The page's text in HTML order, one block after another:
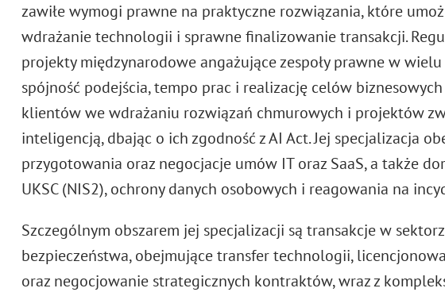
zawiłe wymogi prawne na praktyczne rozwiązania, które
wdrażanie technologii i sprawne finalizowanie transakcji.
projekty międzynarodowe angażujące zespoły prawne w
spójność podejścia, tempo prac i realizację celów
klientów we wdrażaniu rozwiązań chmurowych i projektów
inteligencją, dbając o ich zgodność z AI Act. Jej specjalizacja
przygotowania oraz negocjacje umów IT oraz SaaS, a także
UKSC (NIS2), ochrony danych osobowych i reagowania na
Szczególnym obszarem jej specjalizacji są transakcje w
bezpieczeństwa, obejmujące transfer technologii,
oraz negocjowanie strategicznych kontraktów, wraz z